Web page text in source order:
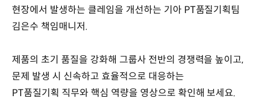
현장에서 발생하는 클레임을 개선하는 기아 PT품질기획팀
김은수 책임매니저.
제품의 초기 품질을 강화해 그룹사 전반의 경쟁력을 높이고,
문제 발생 시 신속하고 효율적으로 대응하는
PT품질기획 직무와 핵심 역량을 영상으로 확인해 보세요.